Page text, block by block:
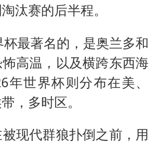
汰赛的后半程。
最著名的，是奥兰多和
高温，以及横跨东西海
年世界杯则分布在美、
，多时区。
现代群狼扑倒之前，用